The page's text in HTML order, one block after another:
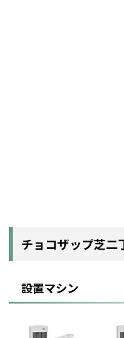
チョコザップ芝二
設置マシン